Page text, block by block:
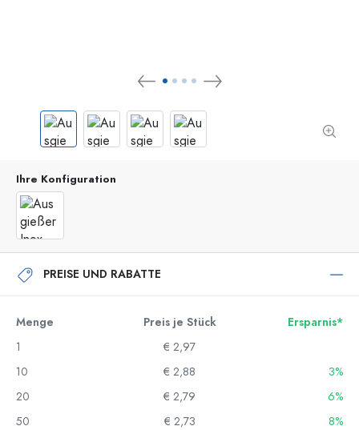
Ihre Konfiguration
PREISE UND RABATTE
Menge Preis je Stück
Ersparnis*
1
€ 2,97
10
€ 2,88
3%
20
€ 2,79
6%
50
€ 2,73
8%